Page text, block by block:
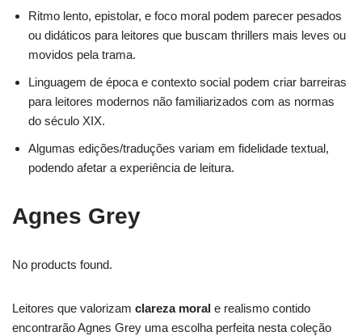
Ritmo lento, epistolar, e foco moral podem parecer pesados
ou didáticos para leitores que buscam thrillers mais leves ou
movidos pela trama.
Linguagem de época e contexto social podem criar barreiras
para leitores modernos não familiarizados com as normas
do século XIX.
Algumas edições/traduções variam em fidelidade textual,
podendo afetar a experiência de leitura.
Agnes Grey
No products found.
Leitores que valorizam clareza moral e realismo contido
encontrarão Agnes Grey uma escolha perfeita nesta coleção